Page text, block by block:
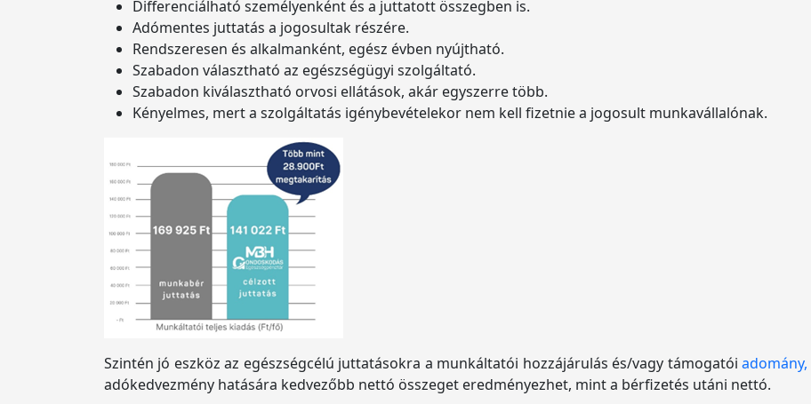
Differenciálható személyenként és a juttatott összegben is.
Adómentes juttatás a jogosultak részére.
Rendszeresen és alkalmanként, egész évben nyújtható.
Szabadon választható az egészségügyi szolgáltató.
Szabadon kiválasztható orvosi ellátások, akár egyszerre több.
Kényelmes, mert a szolgáltatás igénybevételekor nem kell fizetnie a jogosult munkavállalónak.
Szintén jó eszköz az egészségcélú juttatásokra a munkáltatói hozzájárulás és/vagy támogatóiadomány,
adókedvezmény hatására kedvezőbb nettó összeget eredményezhet, mint a bérfizetés utáni nettó.